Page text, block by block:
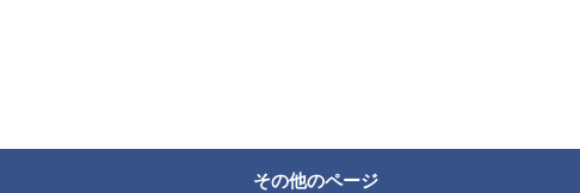
その他のページ